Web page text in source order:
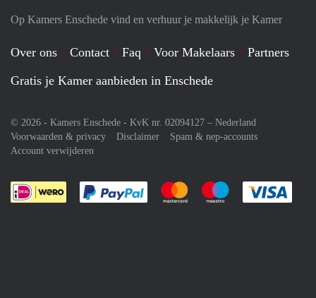
Op Kamers Enschede vind en verhuur je makkelijk je Kamer
Over ons Contact Faq Voor Makelaars
Partners
Gratis je Kamer aanbieden in Enschede
© 2026 - Kamers Enschede - KvK nr. 02094127 – Nederland
Voorwaarden & privacy
Disclaimer
Spam & nep-accounts
Account verwijderen
Je rekent gemakkelijk af met Paypal
Je rekent gemakkelijk af met
Je rekent